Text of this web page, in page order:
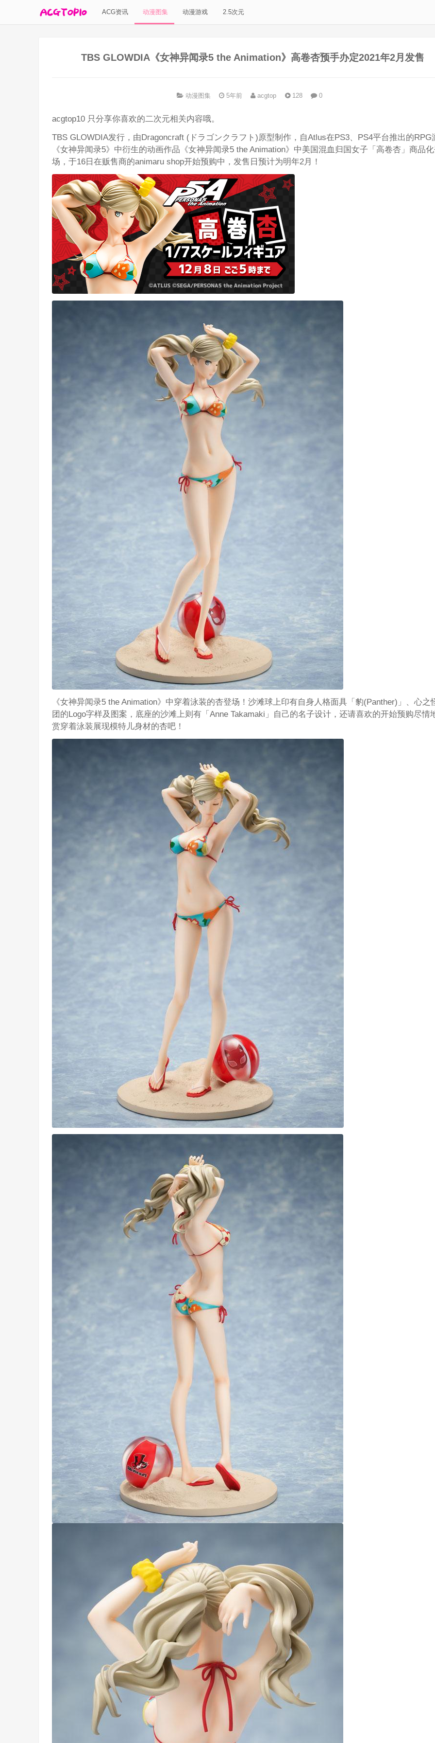
ACG资讯 动漫图集 动漫游戏 2.5次元
TBS GLOWDIA《女神异闻录5 the Animation》高卷杏预手办定2021年2月发售
动漫图集 5年前 acgtop 128 0
acgtop10 只分享你喜欢的二次元相关内容哦。
TBS GLOWDIA发行，由Dragoncraft (ドラゴンクラフト)原型制作，自Atlus在PS3、PS4平台推出的RPG
《女神异闻录5》中衍生的动画作品《女神异闻录5 the Animation》中美国混血归国女子「高卷杏」商品
场，于16日在贩售商的animaru shop开始预购中，发售日预计为明年2月！
《女神异闻录5 the Animation》中穿着泳装的杏登场！沙滩球上印有自身人格面具「豹(Panther)」、心之
团的Logo字样及图案，底座的沙滩上则有「Anne Takamaki」自己的名子设计，还请喜欢的开始预购尽情
赏穿着泳装展现模特儿身材的杏吧！